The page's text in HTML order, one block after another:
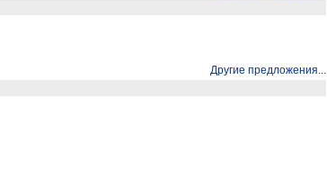
Другие предложения...